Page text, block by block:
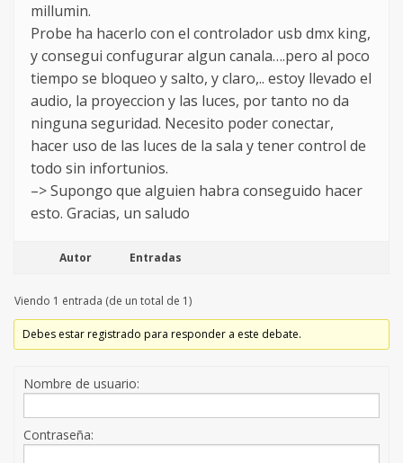
millumin.
Probe ha hacerlo con el controlador usb dmx king,
y consegui confugurar algun canala….pero al poco
tiempo se bloqueo y salto, y claro,.. estoy llevado el
audio, la proyeccion y las luces, por tanto no da
ninguna seguridad. Necesito poder conectar,
hacer uso de las luces de la sala y tener control de
todo sin infortunios.
–> Supongo que alguien habra conseguido hacer
esto. Gracias, un saludo
Autor Entradas
Viendo 1 entrada (de un total de 1)
Debes estar registrado para responder a este debate.
Nombre de usuario:
Contraseña: